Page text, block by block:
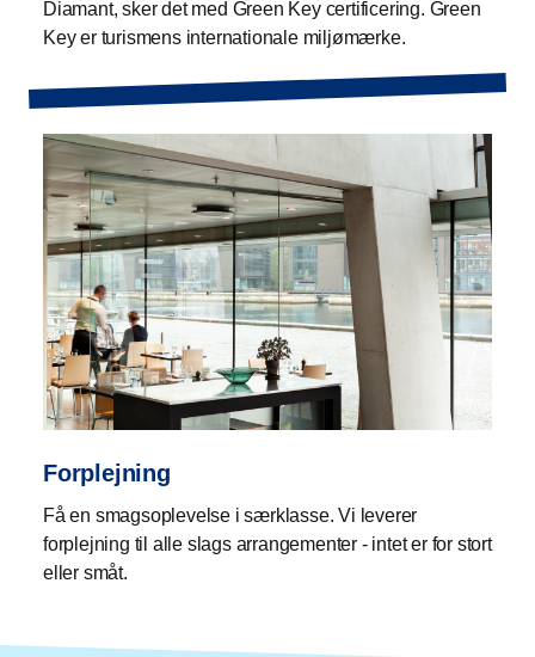
Diamant, sker det med Green Key certificering. Green
Key er turismens internationale miljømærke.
Forplejning
Få en smagsoplevelse i særklasse. Vi leverer
forplejning til alle slags arrangementer - intet er for stort
eller småt.